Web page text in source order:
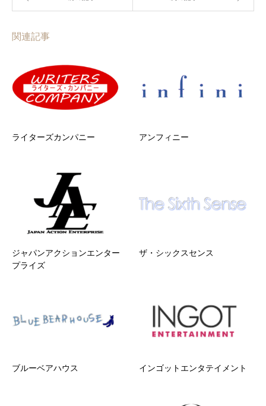
関連記事
ライターズカンパニー アンフィニー
ジャパンアクションエンター
プライズ
ザ・シックスセンス
ブルーベアハウス インゴットエンタテイメント